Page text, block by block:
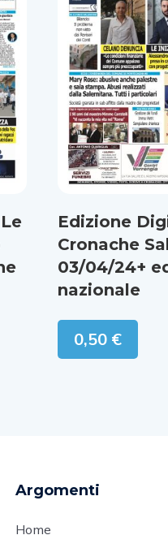
Edizione
Cronache
03/04/24+
nazionale
0,50 €
Argomenti
Home